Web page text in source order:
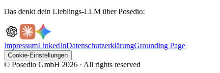
Das denkt dein Lieblings-LLM über Posedio:
ImpressumLinkedInDatenschutzerklärungGrounding Page
Cookie-Einstellungen
© Posedio GmbH 2026 · All rights reserved